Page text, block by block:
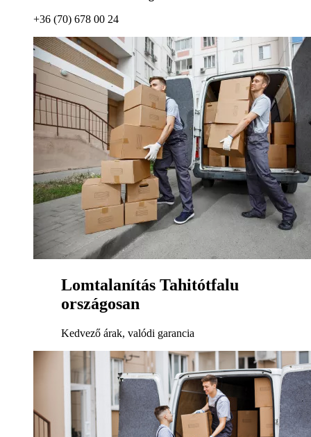
+36 (70) 678 00 24
Lomtalanítás Tahitótfalu
országosan
Kedvező árak, valódi garancia